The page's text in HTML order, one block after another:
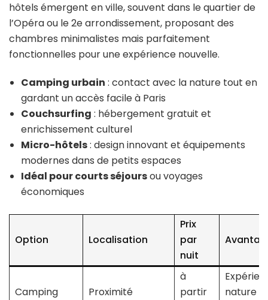
hôtels émergent en ville, souvent dans le quartier de
l’Opéra ou le 2e arrondissement, proposant des
chambres minimalistes mais parfaitement
fonctionnelles pour une expérience nouvelle.
Camping urbain : contact avec la nature tout en
gardant un accès facile à Paris
Couchsurfing : hébergement gratuit et
enrichissement culturel
Micro-hôtels: design innovant et équipements
modernes dans de petits espaces
Idéal pour courts séjoursou voyages
économiques
Option Localisation
Prix
par
nuit
Camping
Proximité
à
partir
nature